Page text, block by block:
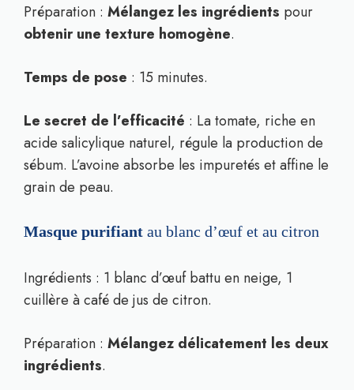
Préparation : Mélangez les ingrédients pour
obtenir une texture homogène.
Temps de pose : 15 minutes.
Le secret de l’efficacité : La tomate, riche en
acide salicylique naturel, régule la production de
sébum. L’avoine absorbe les impuretés et affine le
grain de peau.
Masque purifiant au blanc d’œuf et au citron
Ingrédients : 1 blanc d’œuf battu en neige, 1
cuillère à café de jus de citron.
Préparation : Mélangez délicatement les deux
ingrédients.